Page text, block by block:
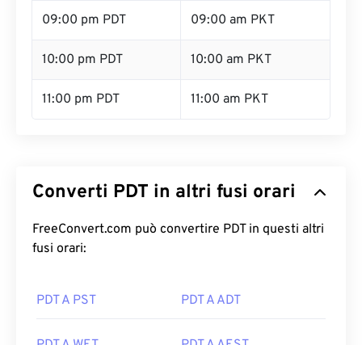
09:00 pm PDT 09:00 am PKT
10:00 pm PDT 10:00 am PKT
11:00 pm PDT 11:00 am PKT
Converti PDT in altri fusi orari
FreeConvert.com può convertire PDT in questi altri
fusi orari:
PDT A PST PDT A ADT